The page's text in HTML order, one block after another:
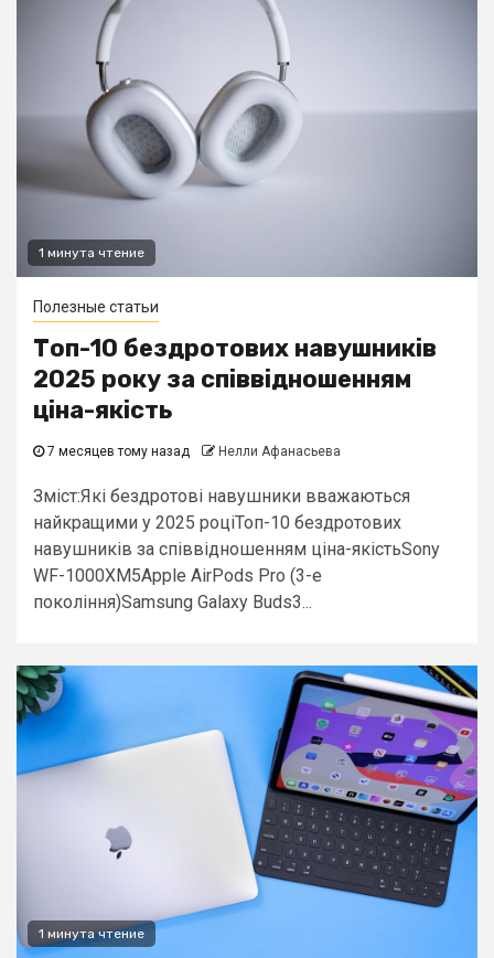
1 минута чтение
Полезные статьи
Топ-10 бездротових навушників
2025 року за співвідношенням
ціна-якість
7 месяцев тому назад Нелли Афанасьева
Зміст:Які бездротові навушники вважаються
найкращими у 2025 роціТоп-10 бездротових
навушників за співвідношенням ціна-якістьSony
WF-1000XM5Apple AirPods Pro (3-е
покоління)Samsung Galaxy Buds3...
1 минута чтение